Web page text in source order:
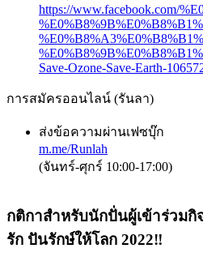
https://www.facebook.com/
Save-Ozone-Save-Earth-
การสมัครออนไลน์ (รันลา)
ส่งข้อความผ่านเฟซบุ๊ก
m.me/Runlah
(จันทร์-ศุกร์ 10:00-17:00)
กติกาสำหรับนักปั่นผู้เข้าร่วมกิ
รัก ปันรักษ์ให้โลก 2022‼️